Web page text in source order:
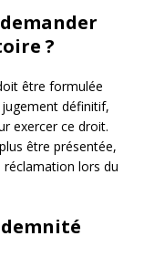
?
être formulée
définitif,
exercer ce droit.
être présentée,
réclamation lors du